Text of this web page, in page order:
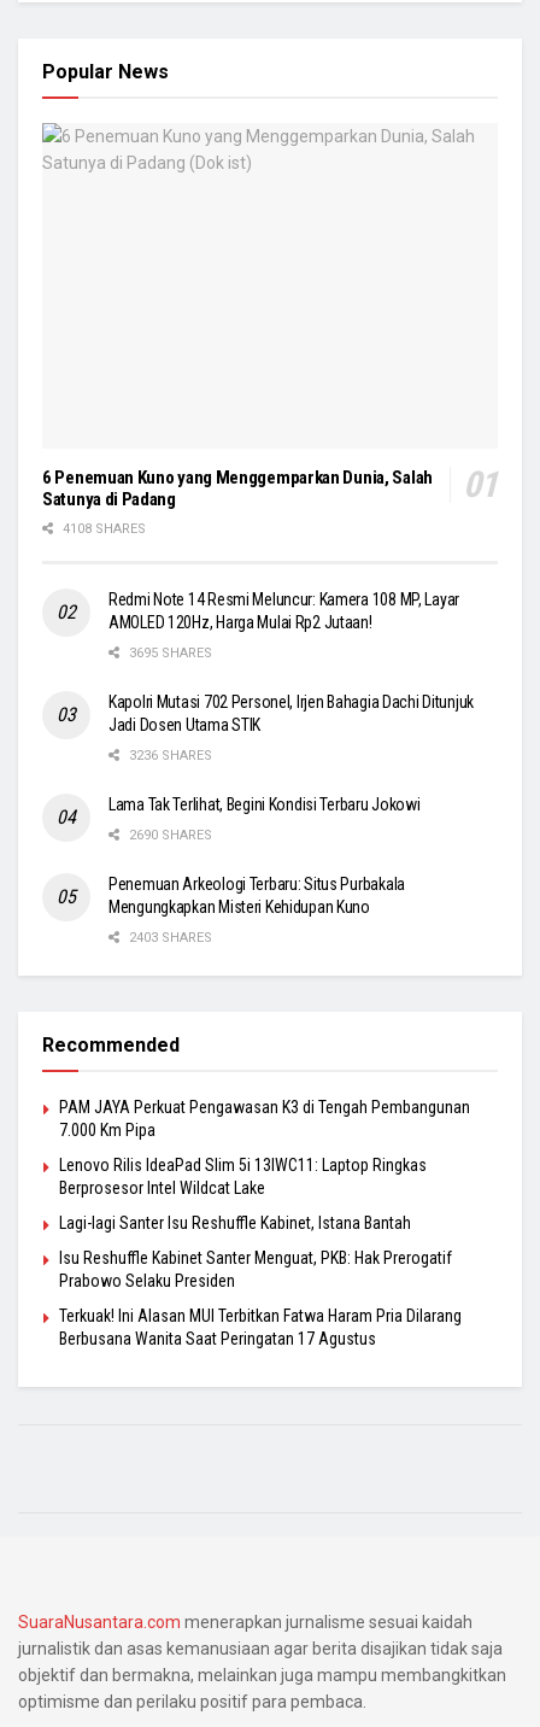
Popular News
6 Penemuan Kuno yang Menggemparkan Dunia, Salah
Satunya di Padang
4108 SHARES
Redmi Note 14 Resmi Meluncur: Kamera 108 MP, Layar
AMOLED 120Hz, Harga Mulai Rp2 Jutaan!
3695 SHARES
Kapolri Mutasi 702 Personel, Irjen Bahagia Dachi Ditunjuk
Jadi Dosen Utama STIK
3236 SHARES
Lama Tak Terlihat, Begini Kondisi Terbaru Jokowi
2690 SHARES
Penemuan Arkeologi Terbaru: Situs Purbakala
Mengungkapkan Misteri Kehidupan Kuno
2403 SHARES
Recommended
PAM JAYA Perkuat Pengawasan K3 di Tengah Pembangunan
7.000 Km Pipa
Lenovo Rilis IdeaPad Slim 5i 13IWC11: Laptop Ringkas
Berprosesor Intel Wildcat Lake
Lagi-lagi Santer Isu Reshuffle Kabinet, Istana Bantah
Isu Reshuffle Kabinet Santer Menguat, PKB: Hak Prerogatif
Prabowo Selaku Presiden
Terkuak! Ini Alasan MUI Terbitkan Fatwa Haram Pria Dilarang
Berbusana Wanita Saat Peringatan 17 Agustus
SuaraNusantara.com menerapkan jurnalisme sesuai kaidah
jurnalistik dan asas kemanusiaan agar berita disajikan tidak saja
objektif dan bermakna, melainkan juga mampu membangkitkan
optimisme dan perilaku positif para pembaca.